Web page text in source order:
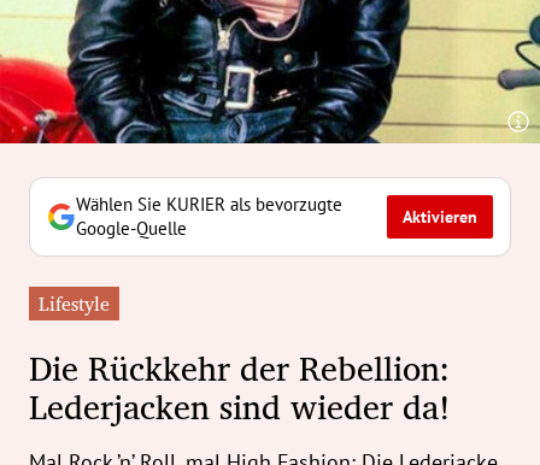
Untermenü
Untermenü
Untermenü
Untermenü
Untermenü
Untermenü
Untermenü
Untermenü
Wählen Sie KURIER als bevorzugte
Google-Quelle
Aktivieren
Lifestyle
Die Rückkehr der Rebellion:
Lederjacken sind wieder da!